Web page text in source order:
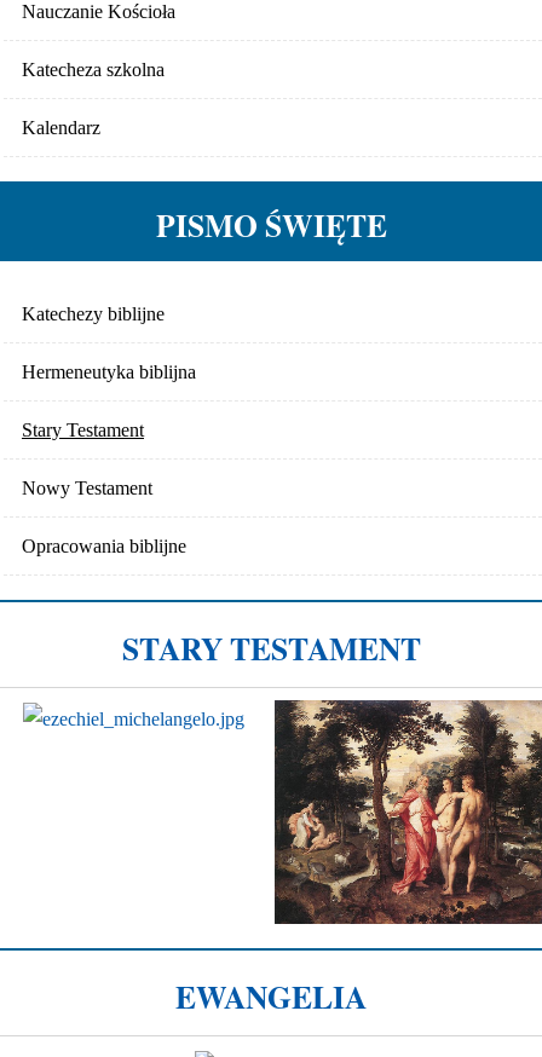
Nauczanie Kościoła
Katecheza szkolna
Kalendarz
PISMO ŚWIĘTE
Katechezy biblijne
Hermeneutyka biblijna
Stary Testament
Nowy Testament
Opracowania biblijne
STARY TESTAMENT
EWANGELIA